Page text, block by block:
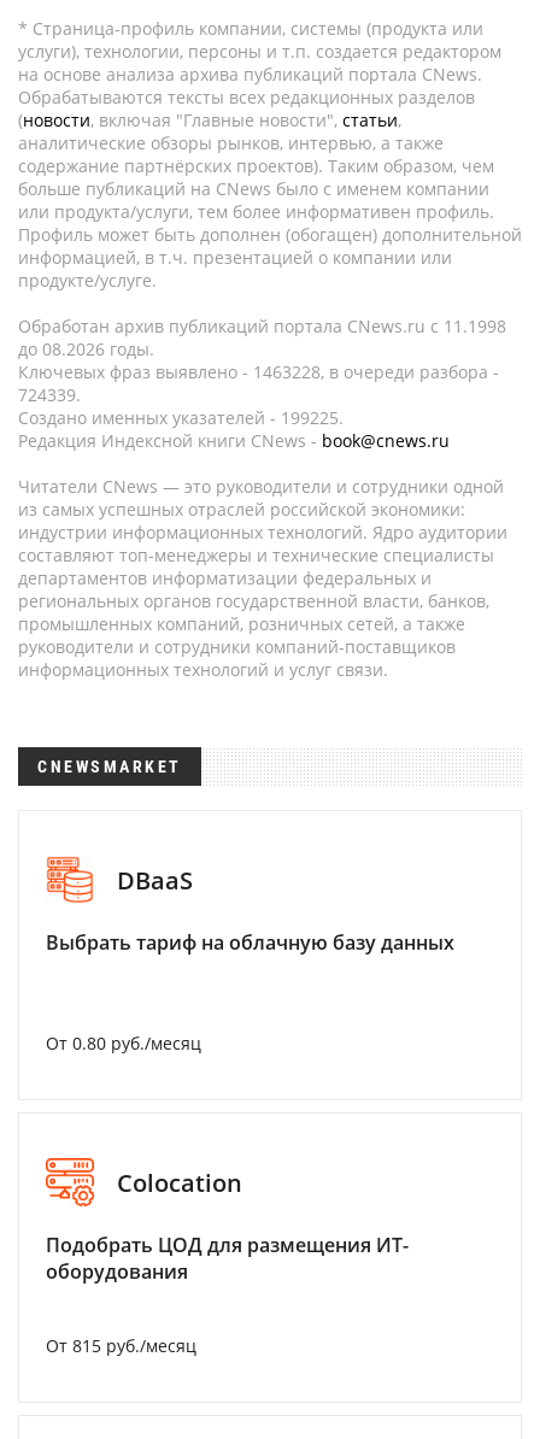
* Страница-профиль компании, системы (продукта или
услуги), технологии, персоны и т.п. создается редактором
на основе анализа архива публикаций портала CNews.
Обрабатываются тексты всех редакционных разделов
(новости, включая "Главные новости", статьи,
аналитические обзоры рынков, интервью, а также
содержание партнёрских проектов). Таким образом, чем
больше публикаций на CNews было с именем компании
или продукта/услуги, тем более информативен профиль.
Профиль может быть дополнен (обогащен) дополнительной
информацией, в т.ч. презентацией о компании или
продукте/услуге.
Обработан архив публикаций портала CNews.ru c 11.1998
до 08.2026 годы.
Ключевых фраз выявлено - 1463228, в очереди разбора -
724339.
Создано именных указателей - 199225.
Редакция Индексной книги CNews - book@cnews.ru
Читатели CNews — это руководители и сотрудники одной
из самых успешных отраслей российской экономики:
индустрии информационных технологий. Ядро аудитории
составляют топ-менеджеры и технические специалисты
департаментов информатизации федеральных и
региональных органов государственной власти, банков,
промышленных компаний, розничных сетей, а также
руководители и сотрудники компаний-поставщиков
информационных технологий и услуг связи.
CNEWSMARKET
DBaaS
Выбрать тариф на облачную базу данных
От 0.80 руб./месяц
Colocation
Подобрать ЦОД для размещения ИТ-
оборудования
От 815 руб./месяц